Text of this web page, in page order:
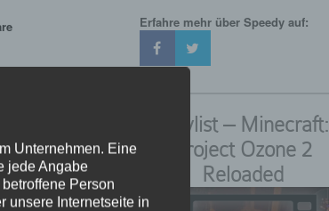
Council für
Erfahre mehr über Speedy auf:
Playlist – Minecraft:
Project Ozone 2
Reloaded
Unternehmen. Eine
jede Angabe
Person
unsere Internetseite in